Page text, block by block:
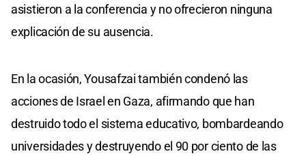
asistieron a la conferencia y no ofrecieron ninguna
explicación de su ausencia.
En la ocasión, Yousafzai también condenó las
acciones de Israel en Gaza, afirmando que han
destruido todo el sistema educativo, bombardeando
universidades y destruyendo el 90 por ciento de las